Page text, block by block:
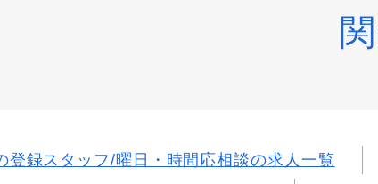
登録スタッフ/曜日・時間応相談の求人一覧